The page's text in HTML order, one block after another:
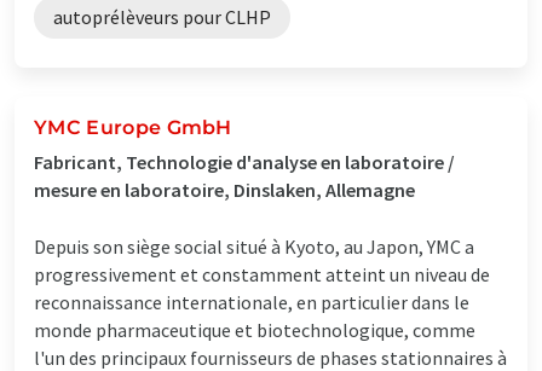
autoprélèveurs pour CLHP
YMC Europe GmbH
Fabricant, Technologie d'analyse en laboratoire /
mesure en laboratoire, Dinslaken, Allemagne
Depuis son siège social situé à Kyoto, au Japon, YMC a
progressivement et constamment atteint un niveau de
reconnaissance internationale, en particulier dans le
monde pharmaceutique et biotechnologique, comme
l'un des principaux fournisseurs de phases stationnaires à